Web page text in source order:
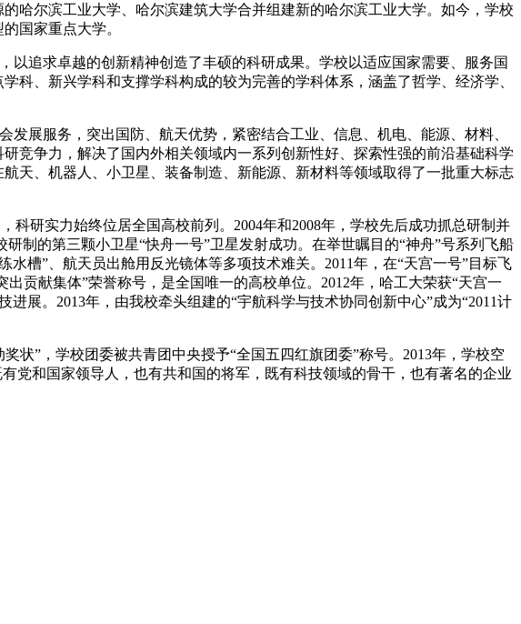
的哈尔滨工业大学、哈尔滨建筑大学合并组建新的哈尔滨工业大学。如今，学校
国家重点大学。
追求卓越的创新精神创造了丰硕的科研成果。学校以适应国家需要、服务国
科、新兴学科和支撑学科构成的较为完善的学科体系，涵盖了哲学、经济学、
展服务，突出国防、航天优势，紧密结合工业、信息、机电、能源、材料、
竞争力，解决了国内外相关领域内一系列创新性好、探索性强的前沿基础科学
航天、机器人、小卫星、装备制造、新能源、新材料等领域取得了一批重大标志
科研实力始终位居全国高校前列。 2004年和2008年，学校先后成功抓总研制并
研制的第三颗小卫星“快舟一号”卫星发射成功。在举世瞩目的“神舟”号系列飞船
水槽”、航天员出舱用反光镜体等多项技术难关。 2011年，在“天宫一号”目标飞
贡献集体”荣誉称号，是全国唯一的高校单位。 2012年，哈工大荣获“天宫一
进展。 2013年，由我校牵头组建的“宇航科学与技术协同创新中心”成为“2011计
状”，学校团委被共青团中央授予“全国五四红旗团委”称号。 2013年，学校空
党和国家领导人，也有共和国的将军，既有科技领域的骨干，也有著名的企业